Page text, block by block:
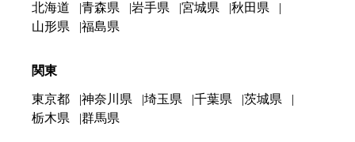
北海道 青森県 岩手県 宮城県
秋田県
山形県
福島県
関東
東京都 神奈川県 埼玉県 千葉県
茨城県
栃木県
群馬県